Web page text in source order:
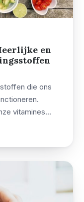
en
die ons
vitamines…